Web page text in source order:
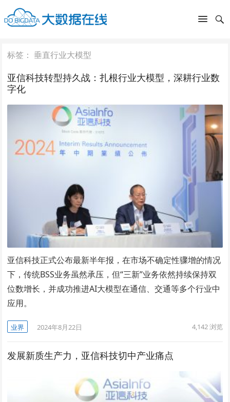
标签：垂直行业大模型
亚信科技转型持久战：扎根行业大模型，深耕行业数
字化
亚信科技正式公布最新半年报，在市场不确定性骤增的情况
下，传统BSS业务虽然承压，但“三新”业务依然持续保持双
位数增长，并成功推进AI大模型在通信、交通等多个行业中
应用。
业界 2024年8月22日 4,142浏览
发展新质生产力，亚信科技切中产业痛点